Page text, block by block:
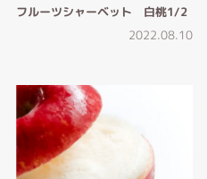
フルーツシャーベット 白桃1/2
2022.08.10